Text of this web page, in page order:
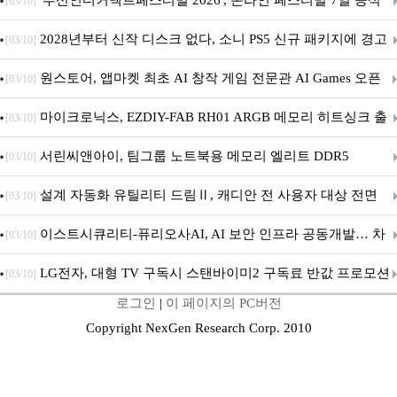
개막... 22일간 진행
[03/10] 2028년부터 신작 디스크 없다, 소니 PS5 신규 패키지에 경고
문 추가
[03/10] 원스토어, 앱마켓 최초 AI 창작 게임 전문관 AI Games 오픈
[03/10] 마이크로닉스, EZDIY-FAB RH01 ARGB 메모리 히트싱크 출
시
[03/10] 서린씨앤아이, 팀그룹 노트북용 메모리 엘리트 DDR5
5600MHz 16GB 출시
[03/10] 설계 자동화 유틸리티 드림Ⅱ, 캐디안 전 사용자 대상 전면
무상 배포
[03/10] 이스트시큐리티-퓨리오사AI, AI 보안 인프라 공동개발… 차
세대 AI 보안 플랫폼 구축
[03/10] LG전자, 대형 TV 구독시 스탠바이미2 구독료 반값 프로모션
로그인 | 이 페이지의 PC버전
Copyright NexGen Research Corp. 2010